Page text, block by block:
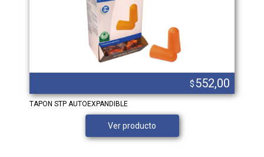
$ 552,00
TAPON STP AUTOEXPANDIBLE
Ver producto